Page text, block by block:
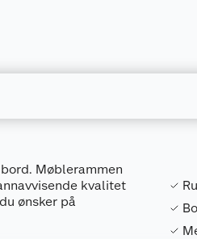
Møblerammen
kvalitet
ønsker på